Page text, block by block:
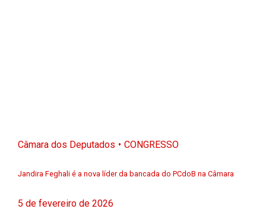
Câmara dos Deputados CONGRESSO
Jandira Feghali é a nova líder da bancada do PCdoB na Câmara
5 de fevereiro de 2026